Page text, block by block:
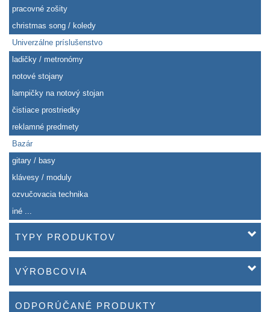
pracovné zošity
christmas song / koledy
Univerzálne príslušenstvo
ladičky / metronómy
notové stojany
lampičky na notový stojan
čistiace prostriedky
reklamné predmety
Bazár
gitary / basy
klávesy / moduly
ozvučovacia technika
iné ...
TYPY PRODUKTOV
VÝROBCOVIA
ODPORÚČANÉ PRODUKTY